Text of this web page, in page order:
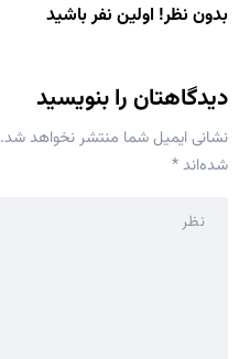
بدون نظر! اولین نفر باشید
دیدگاهتان را بنویسید
نشانی ایمیل شما منتشر نخواهد شد.
شده‌اند*